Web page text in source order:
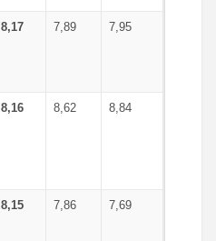
8,17 7,89 7,95
8,16 8,62 8,84
8,15 7,86 7,69